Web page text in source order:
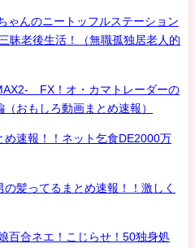
ゃんのニートッフルステーション
昧老後生活！（無職孤独居老人的
FX！オ・カマトレーダーの
おもしろ動画まとめ速報）
め速報！！ネット乞食DE2000万
髪ってるまとめ速報！！激しく
百合ネエ！こじらせ！50独身処